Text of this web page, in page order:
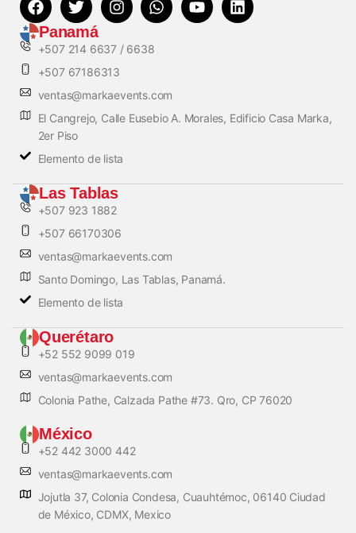
Panamá
+507 214 6637 / 6638
+507 67186313
ventas@markaevents.com
El Cangrejo, Calle Eusebio A. Morales, Edificio Casa Marka,
2er Piso
Elemento de lista
Las Tablas
+507 923 1882
+507 66170306
ventas@markaevents.com
Santo Domingo, Las Tablas, Panamá.
Elemento de lista
Querétaro
+52 552 9099 019
ventas@markaevents.com
Colonia Pathe, Calzada Pathe #73. Qro, CP 76020
México
+52 442 3000 442
ventas@markaevents.com
Jojutla 37, Colonia Condesa, Cuauhtémoc, 06140 Ciudad
de México, CDMX, Mexico